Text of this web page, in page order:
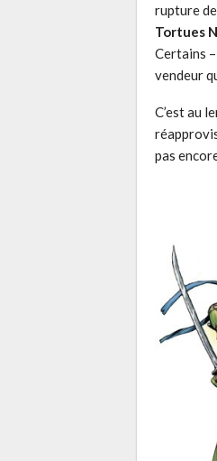
rupture
Tortues
Certains
vendeur
C’est au
pas